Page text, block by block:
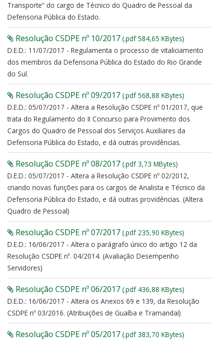
Transporte” do cargo de Técnico do Quadro de Pessoal da
Defensoria Pública do Estado.
Resolução CSDPE nº 10/2017 (.pdf 584,65 KBytes)
D.E.D.: 11/07/2017 - Regulamenta o processo de vitaliciamento
dos membros da Defensoria Pública do Estado do Rio Grande
do Sul.
Resolução CSDPE nº 09/2017 (.pdf 568,88 KBytes)
D.E.D.: 05/07/2017 - Altera a Resolução CSDPE nº 01/2017, que
trata do Regulamento do II Concurso para Provimento dos
Cargos do Quadro de Pessoal dos Serviços Auxiliares da
Defensoria Pública do Estado, e dá outras providências.
Resolução CSDPE nº 08/2017 (.pdf 3,73 MBytes)
D.E.D.: 05/07/2017 - Altera a Resolução CSDPE nº 02/2012,
criando novas funções para os cargos de Analista e Técnico da
Defensoria Pública do Estado, e dá outras providências. (Altera
Quadro de Pessoal)
Resolução CSDPE nº 07/2017 (.pdf 235,90 KBytes)
D.E.D.: 16/06/2017 - Altera o parágrafo único do artigo 12 da
Resolução CSDPE nº. 04/2014. (Avaliação Desempenho
Servidores)
Resolução CSDPE nº 06/2017 (.pdf 436,88 KBytes)
D.E.D.: 16/06/2017 - Altera os Anexos 69 e 139, da Resolução
CSDPE nº 03/2016. (Atribuições de Guaíba e Tramandaí)
Resolução CSDPE nº 05/2017 (.pdf 383,70 KBytes)